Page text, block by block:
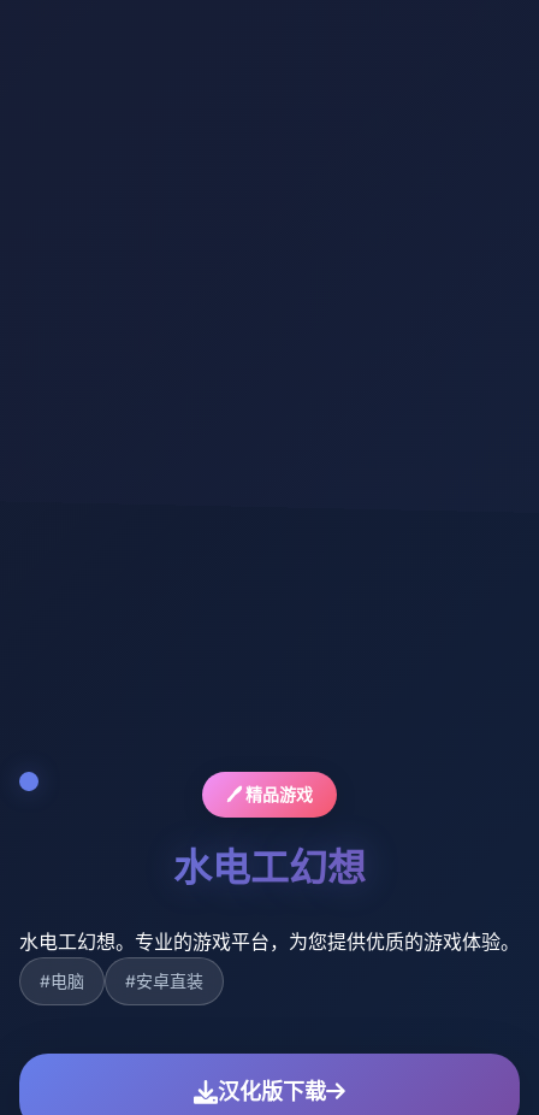
🖊️ 精品游戏
水电工幻想
水电工幻想。专业的游戏平台，为您提供优质的游戏体验。
#电脑 #安卓直装
汉化版下载